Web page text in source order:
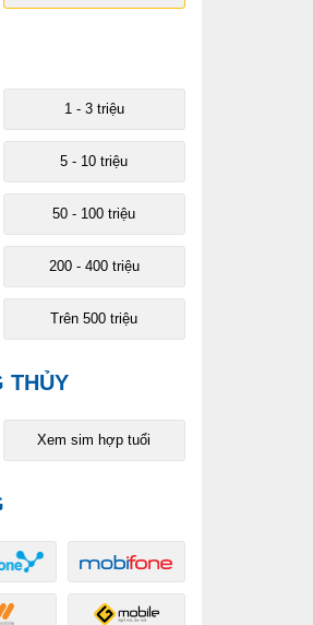
1 - 3 triệu
5 - 10 triệu
50 - 100 triệu
200 - 400 triệu
Trên 500 triệu
THỦY
Xem sim hợp tuổi